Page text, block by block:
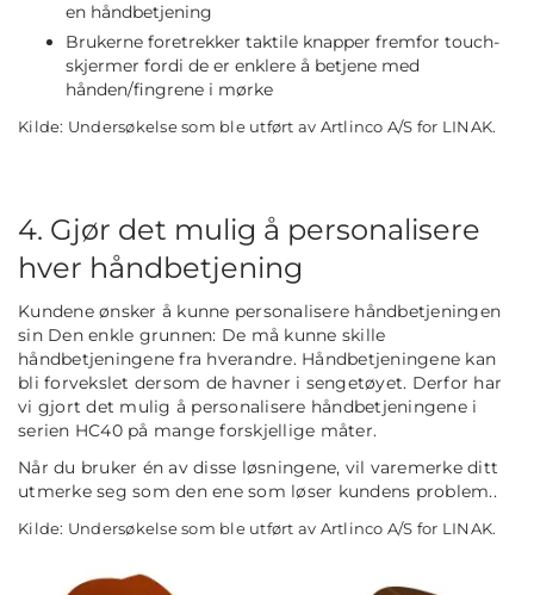
en håndbetjening
Brukerne foretrekker taktile knapper fremfor touch-
skjermer fordi de er enklere å betjene med
hånden/fingrene i mørke
Kilde: Undersøkelse som ble utført av Artlinco A/S for LINAK.
4. Gjør det mulig å personalisere
hver håndbetjening
Kundene ønsker å kunne personalisere håndbetjeningen
sin Den enkle grunnen: De må kunne skille
håndbetjeningene fra hverandre. Håndbetjeningene kan
bli forvekslet dersom de havner i sengetøyet. Derfor har
vi gjort det mulig å personalisere håndbetjeningene i
serien HC40 på mange forskjellige måter.
Når du bruker én av disse løsningene, vil varemerke ditt
utmerke seg som den ene som løser kundens problem..
Kilde: Undersøkelse som ble utført av Artlinco A/S for LINAK.